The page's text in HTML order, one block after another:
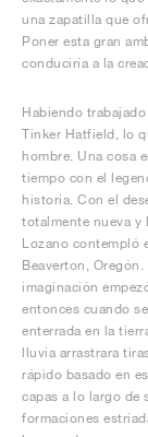
una zapatilla que
Poner esta gran
conduciría a la
Habiendo
Tinker Hatfield, lo
hombre. Una cosa
tiempo con el
historia. Con el
totalmente nueva y
Lozano contempló
Beaverton,
imaginación
entonces cuando
enterrada en la
lluvia arrastrara
rápido basado en
capas a lo largo de
formaciones